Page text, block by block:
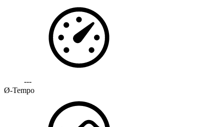
---
Ø-Tempo